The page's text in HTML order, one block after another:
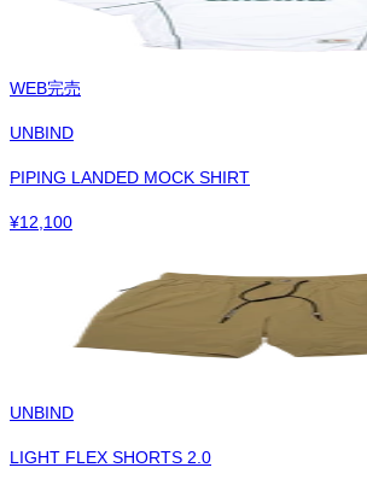
WEB完売
UNBIND
PIPING LANDED MOCK SHIRT
¥12,100
UNBIND
LIGHT FLEX SHORTS 2.0